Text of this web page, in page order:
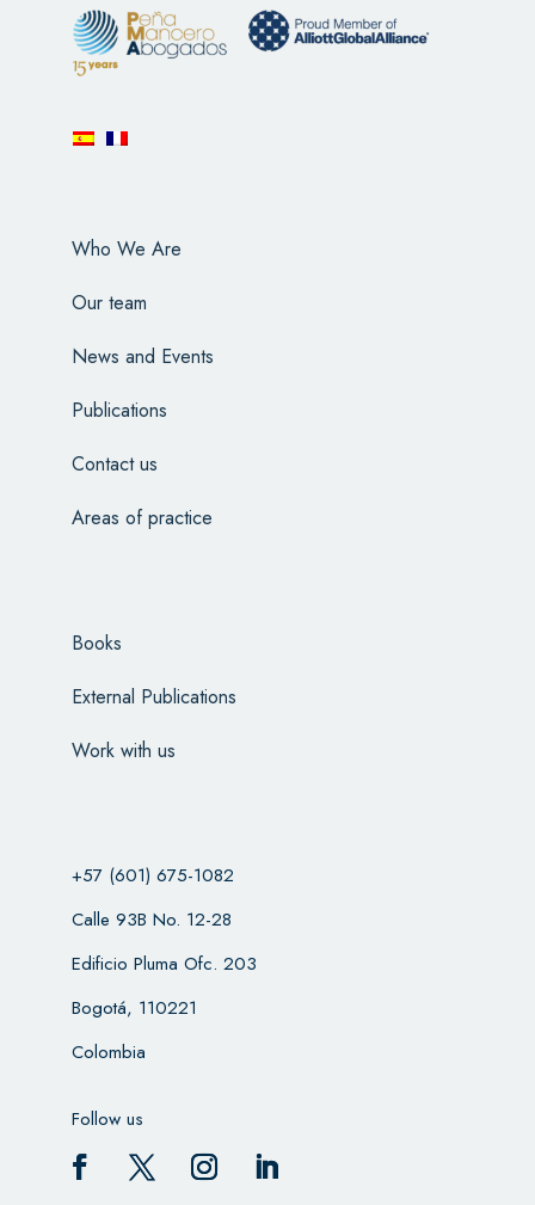
Who We Are
Our team
News and Events
Publications
Contact us
Areas of practice
Books
External Publications
Work with us
+57 (601) 675-1082
Calle 93B No. 12-28
Edificio Pluma Ofc. 203
Bogotá, 110221
Colombia
Follow us